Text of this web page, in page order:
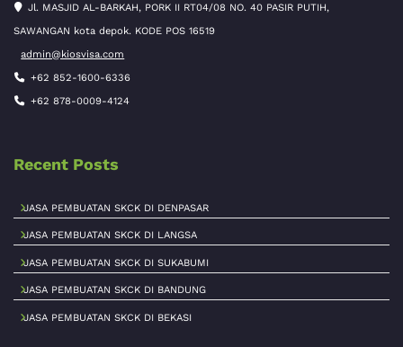
Jl. MASJID AL-BARKAH, PORK II RT04/08 NO. 40 PASIR PUTIH,
SAWANGAN kota depok. KODE POS 16519
admin@kiosvisa.com
+62 852-1600-6336
+62 878-0009-4124
Recent Posts
JASA PEMBUATAN SKCK DI DENPASAR
JASA PEMBUATAN SKCK DI LANGSA
JASA PEMBUATAN SKCK DI SUKABUMI
JASA PEMBUATAN SKCK DI BANDUNG
JASA PEMBUATAN SKCK DI BEKASI